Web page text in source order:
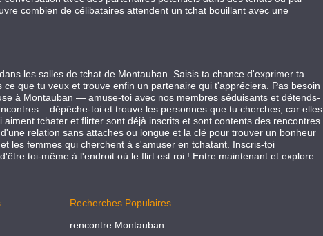
combien de célibataires attendent un tchat bouillant avec une
les salles de tchat de Montauban. Saisis ta chance d'exprimer ta
que tu veux et trouve enfin un partenaire qui t'appréciera. Pas besoin
à Montauban — amuse-toi avec nos membres séduisants et détends-
– dépêche-toi et trouve les personnes que tu cherches, car elles
tchater et flirter sont déjà inscrits et sont contents des rencontres
relation sans attaches ou longue et la clé pour trouver un bonheur
les femmes qui cherchent à s'amuser en tchatant. Inscris-toi
toi-même à l'endroit où le flirt est roi ! Entre maintenant et explore
Recherches Populaires
rencontre Montauban